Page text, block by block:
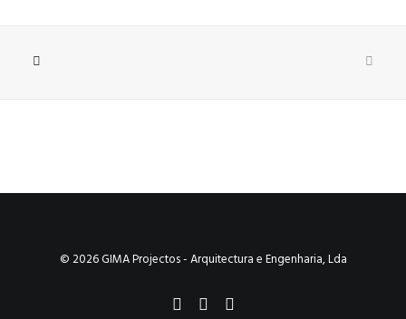
© 2026 GIMA Projectos - Arquitectura e Engenharia, Lda